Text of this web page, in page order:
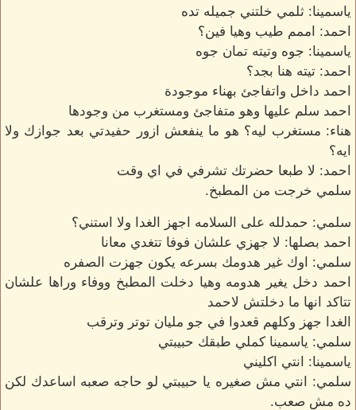
ياسمينا: ثلمي خلتني جميله تده
احمد: اممم طيب وهيا فين؟
ياسمينا: جوه وتيته تمان جوه
احمد: تيته هنا بجد؟
احمد داخل واتفاجئ بهناء موجودة
احمد سلم عليها وهو متفاجئ ومستغرب من وجودها
هناء: مستغرب ليه؟ هو ما ينفعش ازور حفيدتي بعد جوازك ولا
ايه؟
احمد: لا طبعا حضرتك تشرفي في اي وقت
سلمي خرجت من المطبخ.
سلمي: حمدلله على السلامه اجهز الغدا ولا استني؟
احمد بصلها: لا جهزي علشان فوفا تتغدي معانا
سلمي: اوك غير هدومك بسرعه يكون جهزت الصفره
احمد دخل يغير هدومه وهيا دخلت المطبخ ووفاء وراها علشان
تتاكد انها ما دخلتش لاحمد
الغدا جهز وكلهم قعدوا في جو مليان توتر وترقب
سلمي: ياسمينا كملي طبقك حبيبتي
ياسمينا: انتي اكليني
سلمي: انتي مش صغيره يا حبيبتي لو حاجه صعبه اساعدك لكن
ده مش صعب.